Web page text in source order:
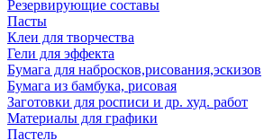
Резервирующие составы
Пасты
Клеи для творчества
Гели для эффекта
Бумага для набросков,рисования,эскизов
Бумага из бамбука, рисовая
Заготовки для росписи и др. худ. работ
Материалы для графики
Пастель